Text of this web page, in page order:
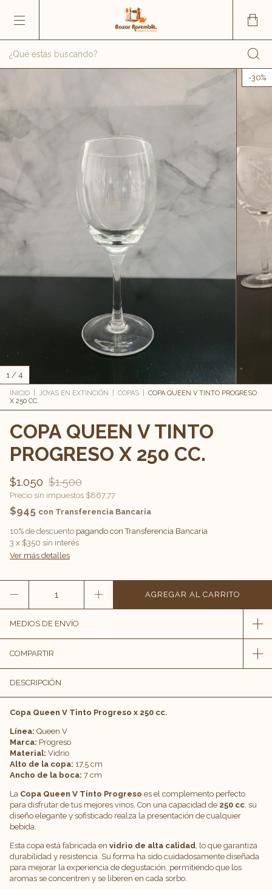
-30%
1 / 4
INICIO JOYAS EN EXTINCIÓN COPAS
COPA QUEEN V TINTO PROGRESO
X 250 CC.
COPA QUEEN V TINTO
PROGRESO X 250 CC.
$1.050 $1.500
Precio sin impuestos $867,77
$945 con Transferencia Bancaria
10% de descuento pagando con Transferencia Bancaria
3 x $350 sin interés
Ver más detalles
MEDIOS DE ENVÍO
COMPARTIR
DESCRIPCIÓN
Copa Queen V Tinto Progreso x 250 cc.
Línea: Queen V
Marca: Progreso
Material: Vidrio
Alto de la copa: 17,5 cm
Ancho de la boca: 7 cm
La Copa Queen V Tinto Progreso es el complemento perfecto
para disfrutar de tus mejores vinos. Con una capacidad de 250 cc, su
diseño elegante y sofisticado realza la presentación de cualquier
bebida.
Esta copa está fabricada en vidrio de alta calidad, lo que garantiza
durabilidad y resistencia. Su forma ha sido cuidadosamente diseñada
para mejorar la experiencia de degustación, permitiendo que los
aromas se concentren y se liberen en cada sorbo.